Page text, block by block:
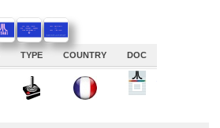
TYPE COUNTRY DOC